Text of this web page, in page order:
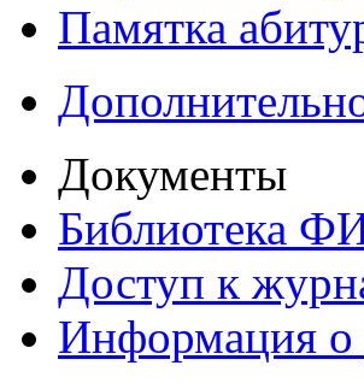
Памятка
Документы
Библиотека
Доступ к
Информация